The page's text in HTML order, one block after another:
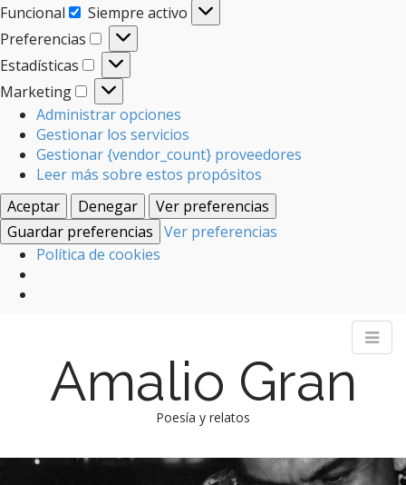
Funcional
Funcional
Siempre activo
Preferencias
Preferencias
Estadísticas
Estadísticas
Marketing
Marketing
Administrar opciones
Gestionar los servicios
Gestionar {vendor_count} proveedores
Leer más sobre estos propósitos
Aceptar
Denegar
Ver preferencias
Guardar preferencias Ver preferencias
Política de cookies
Amalio Gran
Poesía y relatos
M